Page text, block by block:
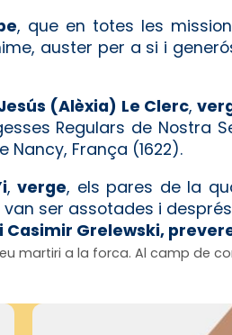
, que en totes les
auster per a si i
(Alèxia) Le Clerc,
Regulars de Nostra
Nancy, França (1622).
,verge, els pares de la
ser assotades i
Casimir Grelewski,
martiri a la forca. Al camp de